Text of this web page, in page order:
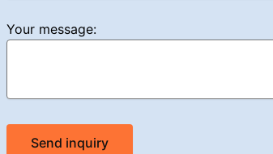
Your message:
Send inquiry